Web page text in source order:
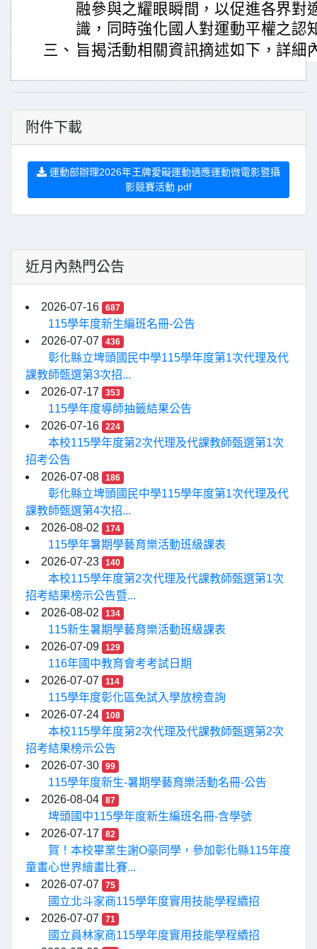
融參與之耀眼瞬間，以促進各界對
識，同時強化國人對運動平權之認
三、 旨揭活動相關資訊摘述如下，詳細
附件下載
運動部辦理2026年王牌愛礙運動適應運動微電影暨攝
影競賽活動.pdf
近月內熱門公告
2026-07-16 687
115學年度新生編班名冊-公告
2026-07-07
436
彰化縣立埤頭國民中學115學年度第1次代理及代
課教師甄選第3次招...
2026-07-17
353
115學年度導師抽籤結果公告
2026-07-16
224
本校115學年度第2次代理及代課教師甄選第1次
招考公告
2026-07-08
186
彰化縣立埤頭國民中學115學年度第1次代理及代
課教師甄選第4次招...
2026-08-02
174
115學年暑期學藝育樂活動班級課表
2026-07-23
140
本校115學年度第2次代理及代課教師甄選第1次
招考結果榜示公告暨...
2026-08-02
134
115新生暑期學藝育樂活動班級課表
2026-07-09
129
116年國中教育會考考試日期
2026-07-07
114
115學年度彰化區免試入學放榜查詢
2026-07-24
108
本校115學年度第2次代理及代課教師甄選第2次
招考結果榜示公告
2026-07-30
99
115學年度新生-暑期學藝育樂活動名冊-公告
2026-08-04
87
埤頭國中115學年度新生編班名冊-含學號
2026-07-17
82
賀！本校畢業生謝O豪同學，參加彰化縣115年度
童畫心世界繪畫比賽...
2026-07-07
75
國立北斗家商115學年度實用技能學程續招
2026-07-07
71
國立員林家商115學年度實用技能學程續招